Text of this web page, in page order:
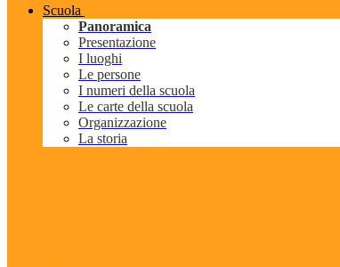
Scuola
Panoramica
Presentazione
I luoghi
Le persone
I numeri della scuola
Le carte della scuola
Organizzazione
La storia